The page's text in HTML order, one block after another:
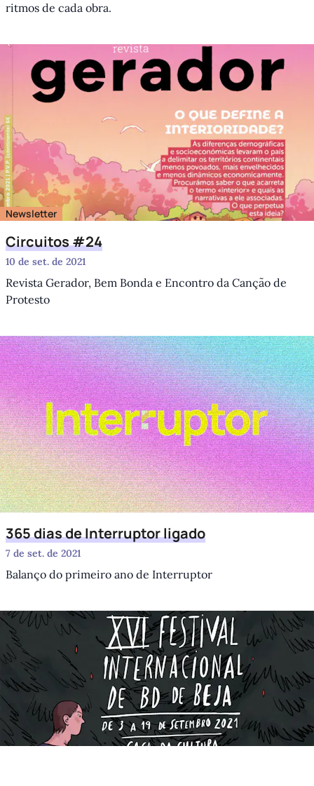
ritmos de cada obra.
Newsletter
Circuitos #24
10 de set. de 2021
Revista Gerador, Bem Bonda e Encontro da Canção de
Protesto
365 dias de Interruptor ligado
7 de set. de 2021
Balanço do primeiro ano de Interruptor